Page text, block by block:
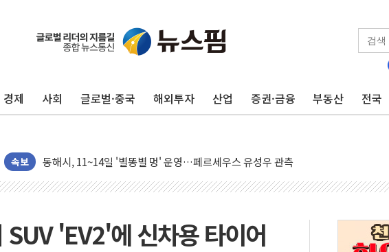
경제 사회 글로벌·중국 해외투자 산업 증권·금융 부동산 전국
속보
동해중부 전 해상 풍랑주의보…10일까지 최대 3.5m 높은 물결
中 전방위 아파트 부양, 수도 베이징도 부동산 규제 철폐
인제 용대리 계곡서 수위 상승으로 피서객 7명 고립…전원 구조
강원 중·남부 동해안 시간당 50mm 이상 폭우…호우경보 발효
청양 밭에서 일하던 90대 숨져…온열질환 여부 조사
李대통령, 'ISA·주가누르기 방지법' 전면 재검토 지시
'호우 특보' 경북 울진 시간당 20~30mm 강한 비...가뭄 해소될 듯
'EV2'에 신차용 타이어